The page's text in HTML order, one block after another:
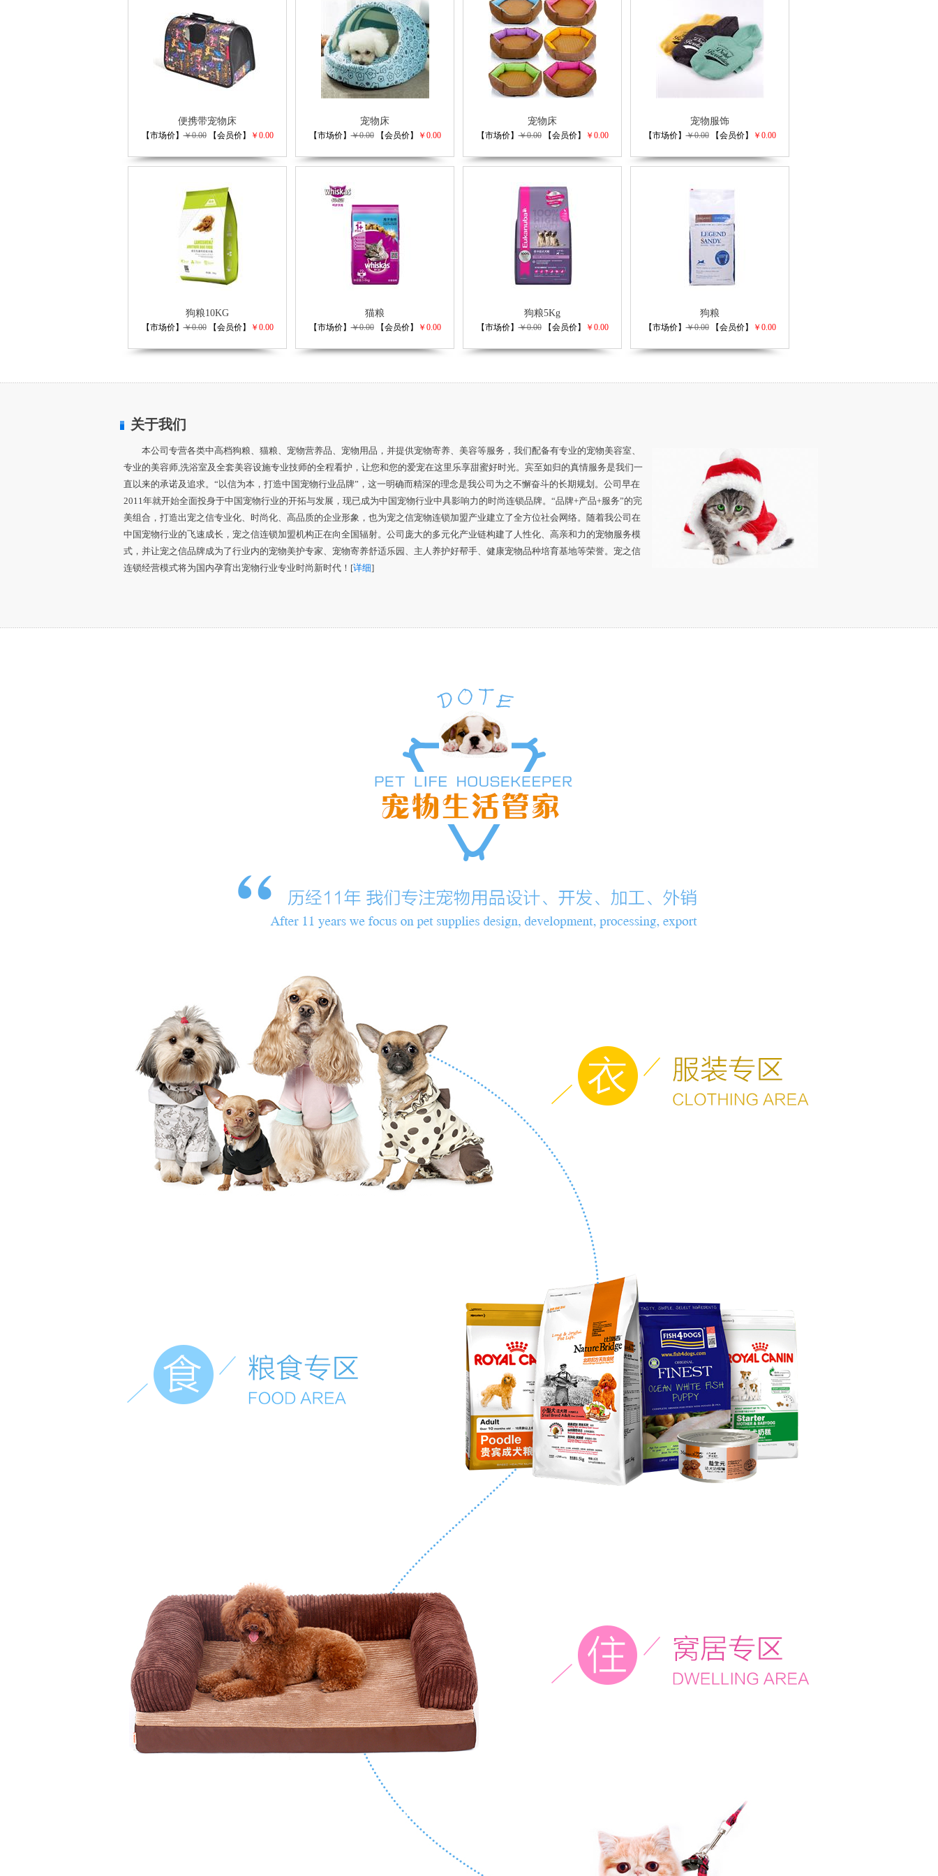
便携带宠物床
【市场价】￥0.00 【会员价】 ￥0.00
宠物床
【市场价】￥0.00 【会员价】 ￥0.00
宠物床
【市场价】￥0.00 【会员价】 ￥0.00
宠物服饰
【市场价】￥0.00 【会员价】 ￥0.00
狗粮10KG
【市场价】￥0.00 【会员价】 ￥0.00
猫粮
【市场价】￥0.00 【会员价】 ￥0.00
狗粮5Kg
【市场价】￥0.00 【会员价】 ￥0.00
狗粮
【市场价】￥0.00 【会员价】 ￥0.00
关于我们
本公司专营各类中高档狗粮、猫粮、宠物营养品、宠物用品，并提供宠物寄养、美容等服务，我们配备有专业的宠物美容室、
专业的美容师,洗浴室及全套美容设施专业技师的全程看护，让您和您的爱宠在这里乐享甜蜜好时光。宾至如归的真情服务是我们一
直以来的承诺及追求。“以信为本，打造中国宠物行业品牌”，这一明确而精深的理念是我公司为之不懈奋斗的长期规划。公司早在
2011年就开始全面投身于中国宠物行业的开拓与发展，现已成为中国宠物行业中具影响力的时尚连锁品牌。“品牌+产品+服务”的完
美组合，打造出宠之信专业化、时尚化、高品质的企业形象，也为宠之信宠物连锁加盟产业建立了全方位社会网络。随着我公司在
中国宠物行业的飞速成长，宠之信连锁加盟机构正在向全国辐射。公司庞大的多元化产业链构建了人性化、高亲和力的宠物服务模
式，并让宠之信品牌成为了行业内的宠物美护专家、宠物寄养舒适乐园、主人养护好帮手、健康宠物品种培育基地等荣誉。宠之信
连锁经营模式将为国内孕育出宠物行业专业时尚新时代！[详细]